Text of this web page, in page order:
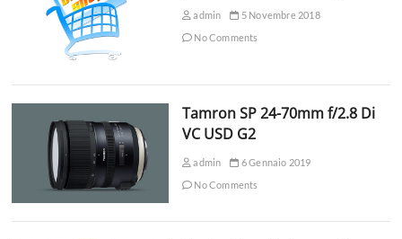
admin
5 Novembre 2018
No Comments
Tamron SP 24-70mm f/2.8 Di
VC USD G2
admin
6 Gennaio 2019
No Comments